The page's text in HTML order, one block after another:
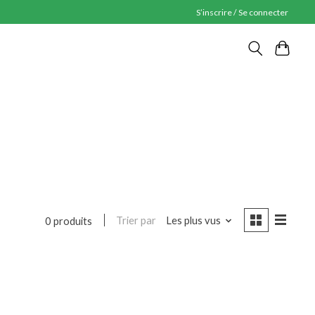
S’inscrire / Se connecter
0 produits Trier par Les plus vus